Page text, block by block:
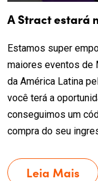
A Stract estará
Estamos super
maiores eventos de
da América Latina
você terá a
conseguimos um
compra do seu
Leia Mais